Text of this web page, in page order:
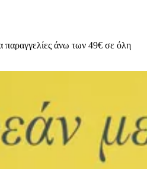
άνω των 49€ σε όλη